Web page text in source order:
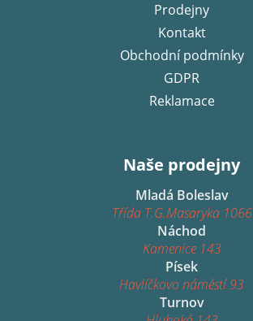
Prodejny
Kontakt
Obchodní podmínky
GDPR
Reklamace
Naše prodejny
Mladá Boleslav
Třída T.G.Masaryka 1066
Náchod
Kamenice 143
Písek
Havlíčkovo náměstí 93
Turnov